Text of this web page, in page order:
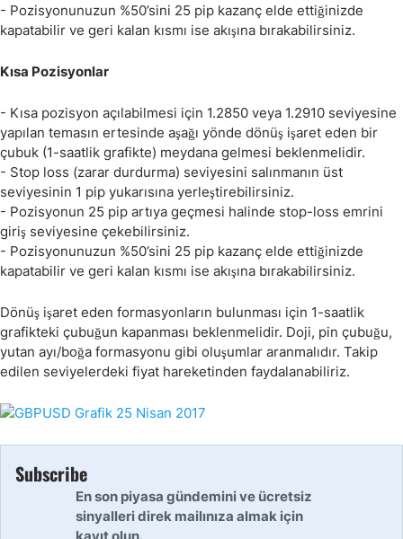
- Pozisyonunuzun %50’sini 25 pip kazanç elde ettiğinizde
kapatabilir ve geri kalan kısmı ise akışına bırakabilirsiniz.
Kısa Pozisyonlar
- Kısa pozisyon açılabilmesi için 1.2850 veya 1.2910 seviyesine
yapılan temasın ertesinde aşağı yönde dönüş işaret eden bir
çubuk (1-saatlik grafikte) meydana gelmesi beklenmelidir.
- Stop loss (zarar durdurma) seviyesini salınmanın üst
seviyesinin 1 pip yukarısına yerleştirebilirsiniz.
- Pozisyonun 25 pip artıya geçmesi halinde stop-loss emrini
giriş seviyesine çekebilirsiniz.
- Pozisyonunuzun %50’sini 25 pip kazanç elde ettiğinizde
kapatabilir ve geri kalan kısmı ise akışına bırakabilirsiniz.
Dönüş işaret eden formasyonların bulunması için 1-saatlik
grafikteki çubuğun kapanması beklenmelidir. Doji, pin çubuğu,
yutan ayı/boğa formasyonu gibi oluşumlar aranmalıdır. Takip
edilen seviyelerdeki fiyat hareketinden faydalanabiliriz.
Subscribe
En son piyasa gündemini ve ücretsiz
sinyalleri direk mailınıza almak için